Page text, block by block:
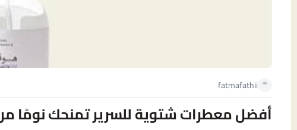
fatmafathii
أفضل معطرات شتوية للسرير تمنحك نومًا